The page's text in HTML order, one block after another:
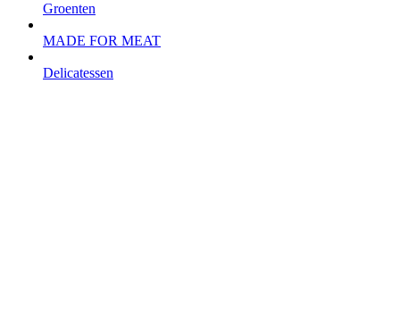
Groenten
MADE FOR MEAT
Delicatessen